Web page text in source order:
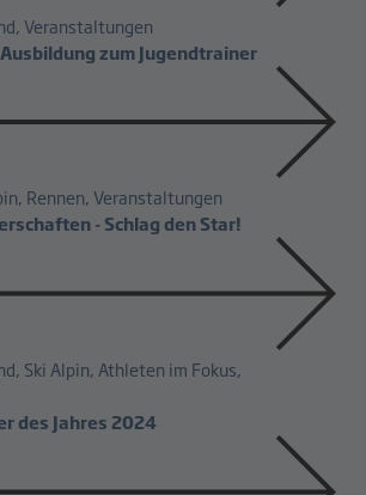
Veranstaltungen
zum Jugendtrainer
Rennen, Veranstaltungen
- Schlag den Star!
Ski Alpin, Athleten im Fokus,
des Jahres 2024